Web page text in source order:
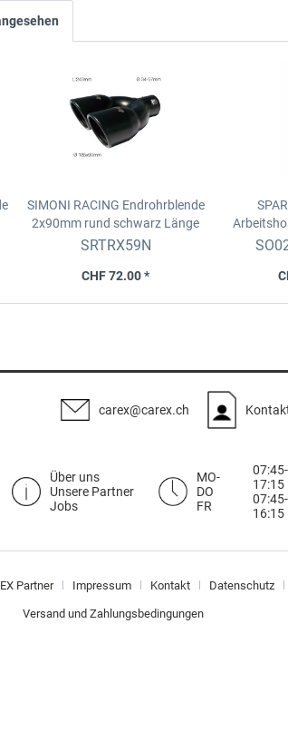
SIMONI RACING Endrohrblende
2x90mm rund schwarz Länge
240mm, Anschluss 34-57mm
SRTRX59N
CHF 72.00 *
carex@carex.ch
Über uns
Unsere Partner
Jobs
MO-
DO
FR
17:15
16:15
Partner Impressum Kontakt Datenschutz
Versand und Zahlungsbedingungen